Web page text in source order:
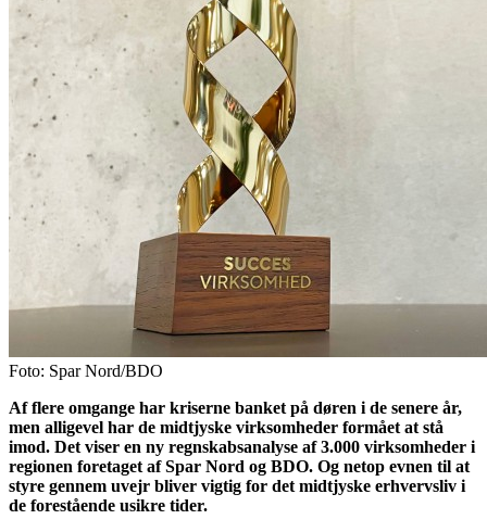
Foto: Spar Nord/BDO
Af flere omgange har kriserne banket på døren i de senere år,
men alligevel har de midtjyske virksomheder formået at stå
imod. Det viser en ny regnskabsanalyse af 3.000 virksomheder i
regionen foretaget af Spar Nord og BDO. Og netop evnen til at
styre gennem uvejr bliver vigtig for det midtjyske erhvervsliv i
de forestående usikre tider.